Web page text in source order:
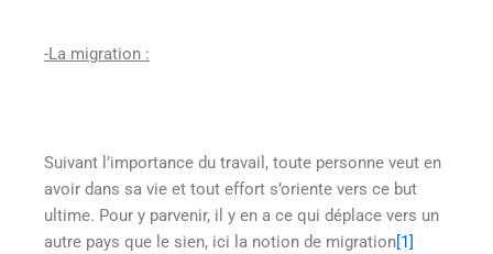
-La migration :
Suivant l’importance du travail, toute personne veut en
avoir dans sa vie et tout effort s’oriente vers ce but
ultime. Pour y parvenir, il y en a ce qui déplace vers un
autre pays que le sien, ici la notion de migration[1]